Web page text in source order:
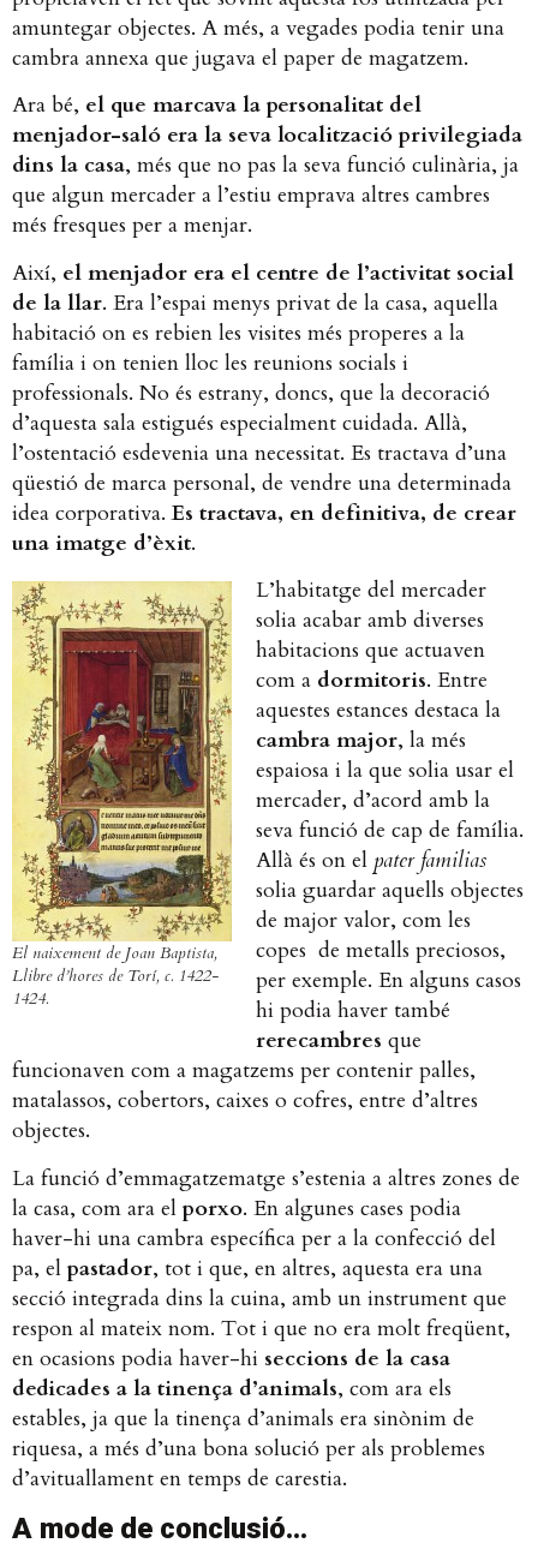
amuntegar objectes. A més, a vegades podia tenir una
cambra annexa que jugava el paper de magatzem.
Ara bé, el que marcava la personalitat del
menjador-saló era la seva localització privilegiada
dins la casa, més que no pas la seva funció culinària, ja
que algun mercader a l’estiu emprava altres cambres
més fresques per a menjar.
Així, el menjador era el centre de l’activitat social
de la llar. Era l’espai menys privat de la casa, aquella
habitació on es rebien les visites més properes a la
família i on tenien lloc les reunions socials i
professionals. No és estrany, doncs, que la decoració
d’aquesta sala estigués especialment cuidada. Allà,
l’ostentació esdevenia una necessitat. Es tractava d’una
qüestió de marca personal, de vendre una determinada
idea corporativa.Es tractava, en definitiva, de crear
una imatge d’èxit.
El naixement de Joan Baptista,
Llibre d’hores de Torí, c. 1422-
1424.
L’habitatge del mercader
solia acabar amb diverses
habitacions que actuaven
com a dormitoris. Entre
aquestes estances destaca la
cambra major, la més
espaiosa i la que solia usar el
mercader, d’acord amb la
seva funció de cap de família.
Allà és on el pater familias
solia guardar aquells objectes
de major valor, com les
copes de metalls preciosos,
per exemple. En alguns casos
hi podia haver també
rerecambres que
funcionaven com a magatzems per contenir palles,
matalassos, cobertors, caixes o cofres, entre d’altres
objectes.
La funció d’emmagatzematge s’estenia a altres zones de
la casa, com ara el porxo. En algunes cases podia
haver-hi una cambra específica per a la confecció del
pa, el pastador, tot i que, en altres, aquesta era una
secció integrada dins la cuina, amb un instrument que
respon al mateix nom. Tot i que no era molt freqüent,
en ocasions podia haver-hi seccions de la casa
dedicades a la tinença d’animals, com ara els
estables, ja que la tinença d’animals era sinònim de
riquesa, a més d’una bona solució per als problemes
d’avituallament en temps de carestia.
A mode de conclusió…